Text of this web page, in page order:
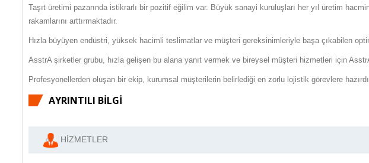
Taşıt üretimi pazarında istikrarlı bir pozitif eğilim var. Büyük sanayi kuruluşları her yıl üretim
rakamlarını arttırmaktadır.
Hızla büyüyen endüstri, yüksek hacimli teslimatlar ve müşteri gereksinimleriyle başa çıkabilen
AsstrA şirketler grubu, hızla gelişen bu alana yanıt vermek ve bireysel müşteri hizmetleri için
Profesyonellerden oluşan bir ekip, kurumsal müşterilerin belirlediği en zorlu lojistik görevlere
AYRINTILI BİLGİ
✅ HİZMETLER